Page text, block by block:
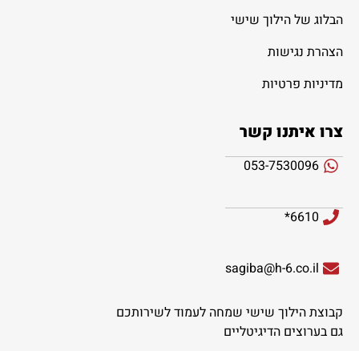
הבלוג של הילוך שישי
הצהרת נגישות
מדיניות פרטיות
צרו איתנו קשר
053-7530096
6610*
sagiba@h-6.co.il
קבוצת הילוך שישי שמחה לעמוד לשירותכם
גם בערוצים הדיגיטליים